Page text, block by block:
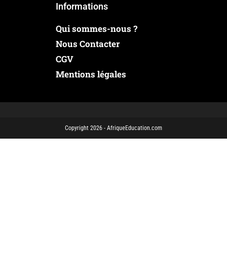
Informations
Qui sommes-nous ?
Nous Contacter
CGV
Mentions légales
Copyright 2026 - AfriqueEducation.com